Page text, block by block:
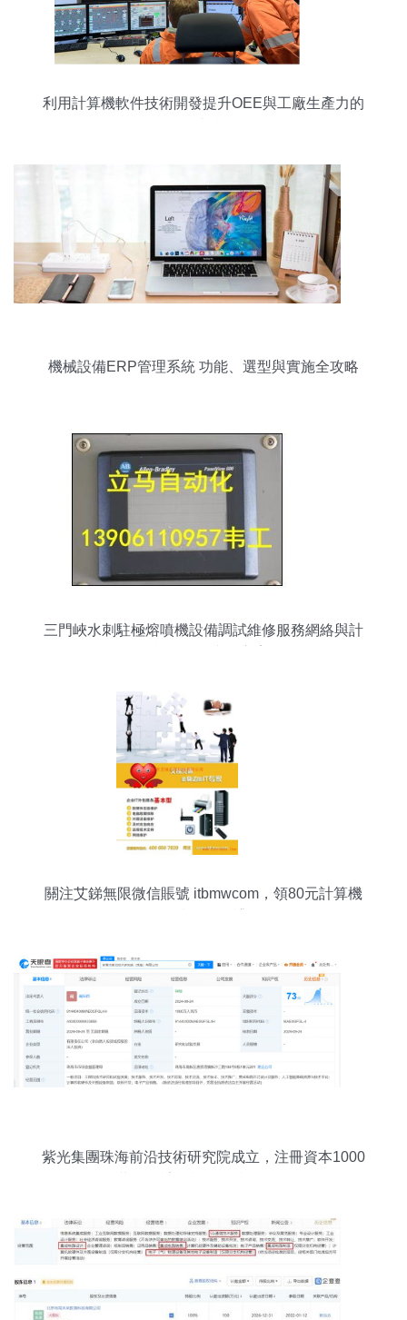
利用計算機軟件技術開發提升OEE與工廠生產力的
機械設備ERP管理系統 功能、選型與實施全攻略
三門峽水刺駐極熔噴機設備調試維修服務網絡與計
關注艾銻無限微信賬號 itbmwcom，領80元計算機
紫光集團珠海前沿技術研究院成立，注冊資本1000